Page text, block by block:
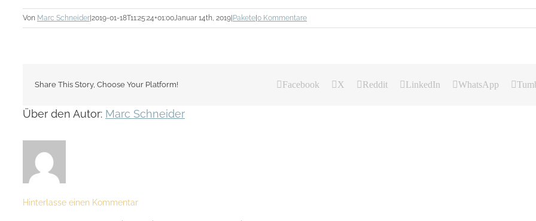
Von Marc Schneider|2019-01-18T11:25:24+01:00 Januar 14th, 2019|Pakete|0 Kommentare
Share This Story, Choose Your Platform! Facebook X Reddit LinkedIn WhatsApp
Über den Autor: Marc Schneider
Hinterlasse einen Kommentar